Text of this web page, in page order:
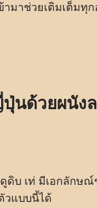
มาช่วยเติมเต็มทุ
นด้วยผนัง
ดิบ เท่ มีเอกลักษ
วแบบนี้ได้